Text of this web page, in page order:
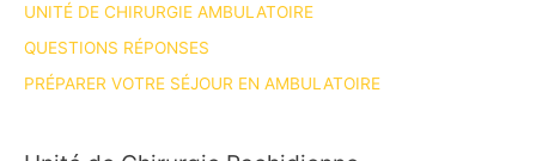
UNITÉ DE CHIRURGIE AMBULATOIRE
QUESTIONS RÉPONSES
PRÉPARER VOTRE SÉJOUR EN AMBULATOIRE